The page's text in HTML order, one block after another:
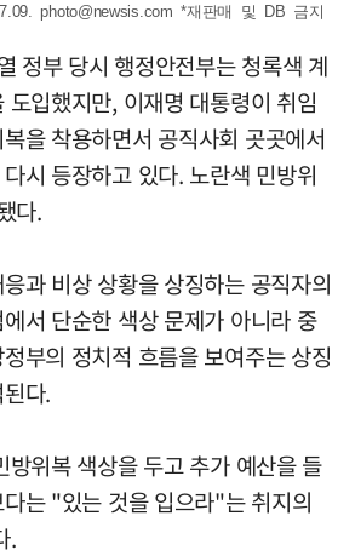
photo@newsis.com *재판매 및 DB 금지
정부 당시 행정안전부는 청록색 계
도입했지만, 이재명 대통령이 취임
을 착용하면서 공직사회 곳곳에서
시 등장하고 있다. 노란색 민방위
다.
과 비상 상황을 상징하는 공직자의
서 단순한 색상 문제가 아니라 중
부의 정치적 흐름을 보여주는 상징
다.
방위복 색상을 두고 추가 예산을 들
는 "있는 것을 입으라"는 취지의
.